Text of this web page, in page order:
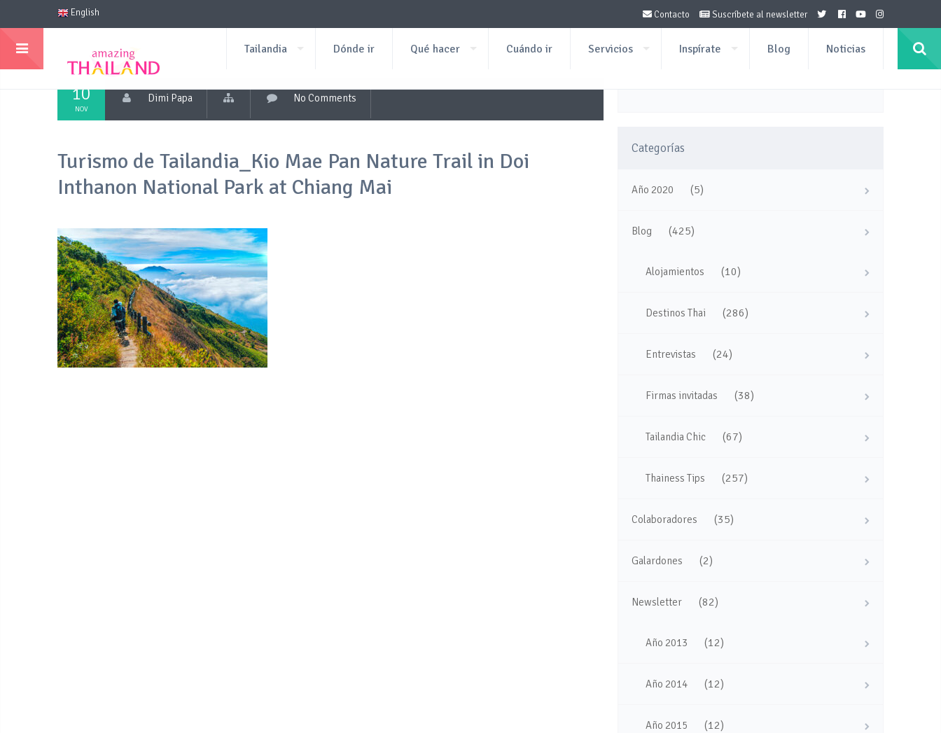
English Contacto Suscríbete al newsletter
Tailandia Dónde ir Qué hacer Cuándo ir Servicios Inspírate Blog Noticias
10
NOV
Dimi Papa No Comments
Turismo de Tailandia_Kio Mae Pan Nature Trail in Doi
Inthanon National Park at Chiang Mai
Categorías
Año 2020 (5)
Blog (425)
Alojamientos (10)
Destinos Thai (286)
Entrevistas (24)
Firmas invitadas (38)
Tailandia Chic (67)
Thainess Tips (257)
Colaboradores (35)
Galardones (2)
Newsletter (82)
Año 2013 (12)
Año 2014 (12)
Año 2015 (12)